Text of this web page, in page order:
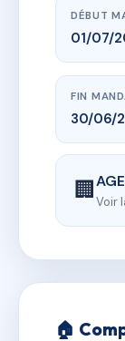
DÉBUT
01/07/
FIN
30/06/
🏢Voir
🏠